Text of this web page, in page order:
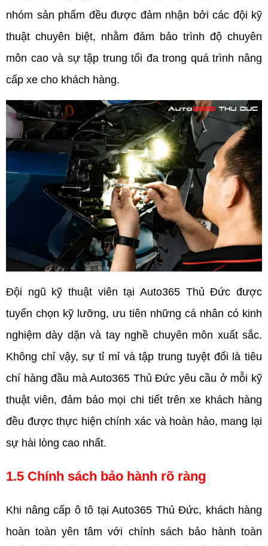
nhóm sản phẩm đều được đảm nhận bởi các đội kỹ
thuật chuyên biệt, nhằm đảm bảo trình độ chuyên
môn cao và sự tập trung tối đa trong quá trình nâng
cấp xe cho khách hàng.
Đội ngũ kỹ thuật viên tại Auto365 Thủ Đức được
tuyển chọn kỹ lưỡng, ưu tiên những cá nhân có kinh
nghiệm dày dặn và tay nghề chuyên môn xuất sắc.
Không chỉ vậy, sự tỉ mỉ và tập trung tuyệt đối là tiêu
chí hàng đầu mà Auto365 Thủ Đức yêu cầu ở mỗi kỹ
thuật viên, đảm bảo mọi chi tiết trên xe khách hàng
đều được thực hiện chính xác và hoàn hảo, mang lại
sự hài lòng cao nhất.
1.5 Chính sách bảo hành rõ ràng
Khi nâng cấp ô tô tại Auto365 Thủ Đức, khách hàng
hoàn toàn yên tâm với chính sách bảo hành toàn